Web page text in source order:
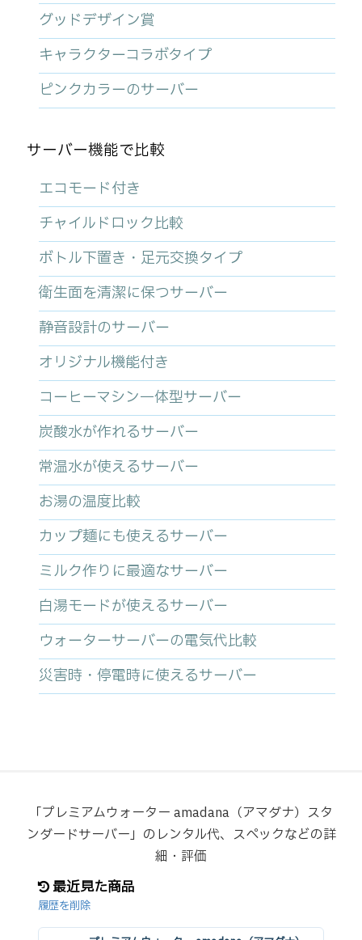
グッドデザイン賞
キャラクターコラボタイプ
ピンクカラーのサーバー
サーバー機能で比較
エコモード付き
チャイルドロック比較
ボトル下置き・足元交換タイプ
衛生面を清潔に保つサーバー
静音設計のサーバー
オリジナル機能付き
コーヒーマシン一体型サーバー
炭酸水が作れるサーバー
常温水が使えるサーバー
お湯の温度比較
カップ麺にも使えるサーバー
ミルク作りに最適なサーバー
白湯モードが使えるサーバー
ウォーターサーバーの電気代比較
災害時・停電時に使えるサーバー
「プレミアムウォーター amadana（アマダナ）スタ
ンダードサーバー」のレンタル代、スペックなどの詳
細・評価
最近見た商品
履歴を削除